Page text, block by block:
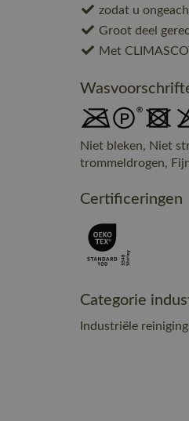
zodat u
Groot deel
Met
Niet bleken, Niet
trommeldrogen,
Certificeringen
Categorie
Industriële